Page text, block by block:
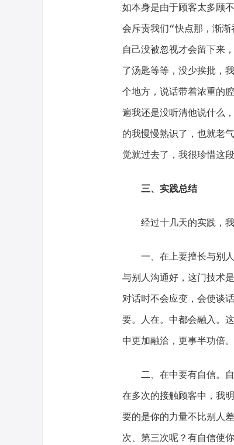
如本身是由于顾客太多顾
会斥责我们“快点那，渐
自己没被忽视才会留下来
了汤匙等等，没少挨批，
个地方，说话带着浓重的
遍我还是没听清他说什么
的我慢慢熟识了，也就老
觉就过去了，我很珍惜这
三、实践总结
经过十几天的实践，我
一、在上要擅长与别人
与别人沟通好，这门技术
对话时不会应变，会使谈
要。人在。中都会融入。
中更加融洽，更事半功倍
二、在中要有自信。自
在多次的接触顾客中，我
要的是你的力量不比别人
次、第三次呢？有自信使